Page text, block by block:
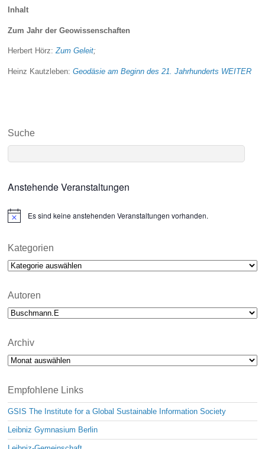
Inhalt
Zum Jahr der Geowissenschaften
Herbert Hörz:Zum Geleit;
Heinz Kautzleben:Geodäsie am Beginn des 21. Jahrhunderts WEITER
Suche
Anstehende Veranstaltungen
N
i
e
Es sind keine anstehenden Veranstaltungen vorhanden.
Kategorien
Kategorien
Autoren
Archiv
Archiv
Empfohlene Links
GSIS The Institute for a Global Sustainable Information Society
Leibniz Gymnasium Berlin